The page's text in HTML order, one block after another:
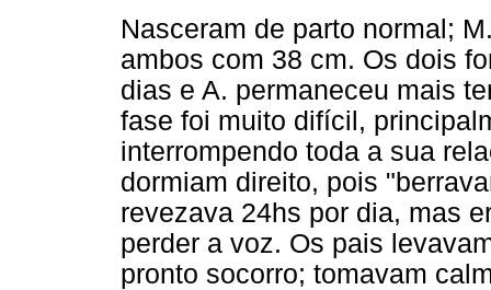
Nasceram de parto normal;
ambos com 38 cm. Os dois
dias e A. permaneceu mais
fase foi muito difícil,
interrompendo toda a sua
dormiam direito, pois
revezava 24hs por dia, mas
perder a voz. Os pais
pronto socorro; tomavam